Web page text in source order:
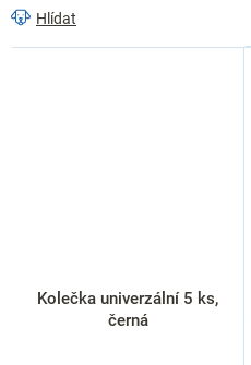
Hlídat
Kolečka univerzální 5 ks,
černá